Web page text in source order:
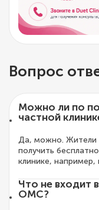
Вопрос
Можно ли по
частной
Да, можно. Жители
получить
клинике,
Что не входит
ОМС?